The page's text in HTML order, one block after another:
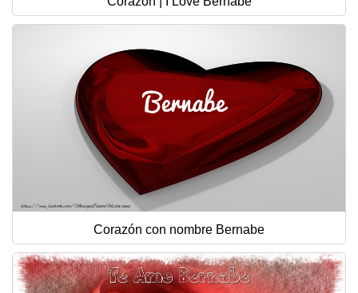
Corazón con nombre Bernabe